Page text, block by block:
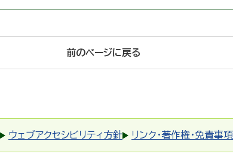
前のページに戻る
ウェブアクセシビリティ方針 リンク・著作権・免責事項